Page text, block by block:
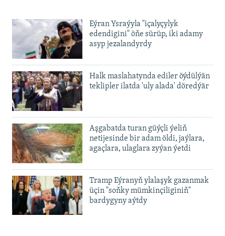
Eýran Ysraýyla "içalyçylyk
edendigini" öňe sürüp, iki adamy
asyp jezalandyrdy
Halk maslahatynda ediler öýdülýän
teklipler ilatda 'uly alada' döredýär
Aşgabatda turan güýçli ýeliň
netijesinde bir adam öldi, jaýlara,
agaçlara, ulaglara zyýan ýetdi
Tramp Eýranyň ylalaşyk gazanmak
üçin "soňky mümkinçiliginiň"
bardygyny aýtdy